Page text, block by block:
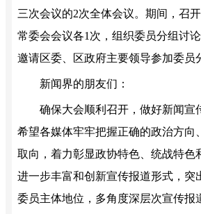
三次会议的2次全体会议。期间，召
常委会会议各1次，组织委员分组讨
邀请区委、区政府主要领导参加委员
新闻界的朋友们：
确保大会顺利召开，做好新闻宣传
希望各媒体牢牢把握正确的政治方向
取向，着力彰显政协特色、统战特色
进一步丰富和创新宣传报道形式，突
委员主体地位，多角度深层次宣传报